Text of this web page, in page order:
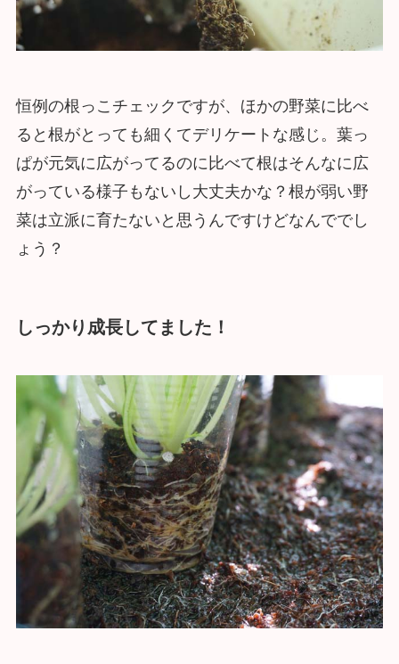
恒例の根っこチェックですが、ほかの野菜に比べ
ると根がとっても細くてデリケートな感じ。葉っ
ぱが元気に広がってるのに比べて根はそんなに広
がっている様子もないし大丈夫かな？根が弱い野
菜は立派に育たないと思うんですけどなんででし
ょう？
しっかり成長してました！